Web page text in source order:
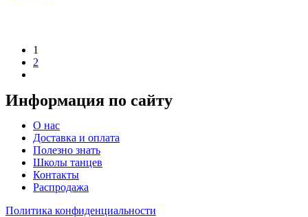
1
2
Информация по сайту
МенюО нас
Доставка и оплата
Полезно знать
Школы танцев
Контакты
Распродажа
Политика конфиденциальности